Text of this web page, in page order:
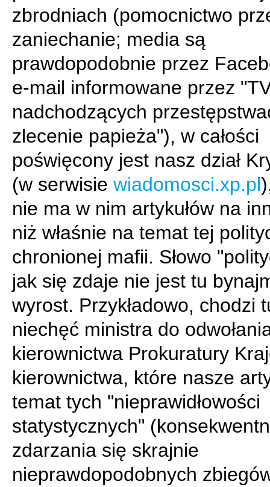
zbrodniach (pomocnictwo
zaniechanie; media są
prawdopodobnie przez
e-mail informowane przez
nadchodzących
zlecenie papieża"), w całości
poświęcony jest nasz dział
(w serwisie wiadomosci.xp.pl
nie ma w nim artykułów na
niż właśnie na temat tej
chronionej mafii. Słowo
jak się zdaje nie jest tu
wyrost. Przykładowo, chodzi
niechęć ministra do
kierownictwa Prokuratury
kierownictwa, które nasze
temat tych "nieprawidłowości
statystycznych"
zdarzania się skrajnie
nieprawdopodobnych